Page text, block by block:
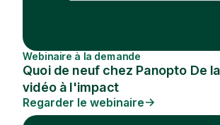
Webinaire à la demande
Quoi de neuf chez Panopto De
vidéo à l'impact
Regarder le webinaire